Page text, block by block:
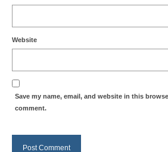
Website
Save my name, email, and website in this
comment.